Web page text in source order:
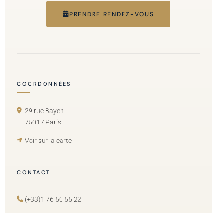
PRENDRE RENDEZ-VOUS
COORDONNÉES
29 rue Bayen
75017 Paris
Voir sur la carte
CONTACT
(+33)1 76 50 55 22